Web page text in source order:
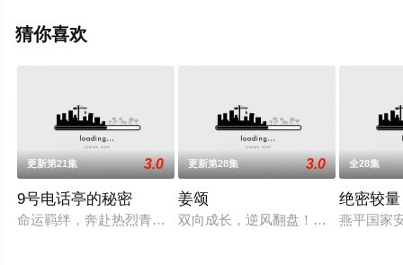
看，更多剧情信息可移步至豆瓣电视剧、电视猫或剧情网
猜你喜欢
更新第21集 3.0
9号电话亭的秘密
命运羁绊，奔赴热烈青春。
更新第28集 3.0
姜颂
双向成长，逆风翻盘！看姜颂（郑湫
全28集
绝密较量
燕平国家